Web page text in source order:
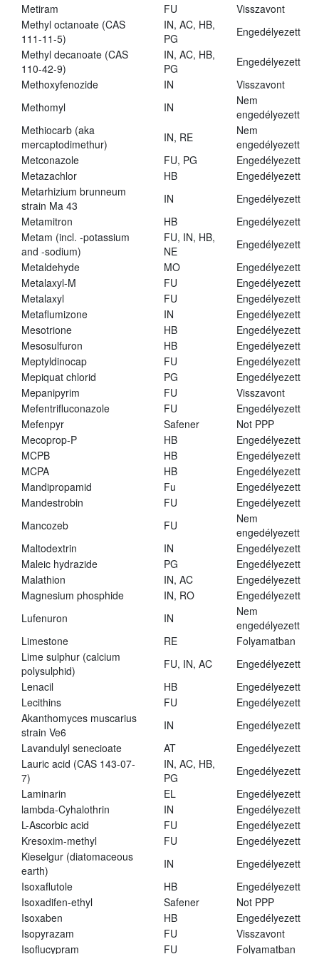
Metiram
FU
Visszavont
Methyl octanoate (CAS
111-11-5)
IN, AC, HB,
PG
Engedélyezett
Methyl decanoate (CAS
110-42-9)
IN, AC, HB,
PG
Engedélyezett
Methoxyfenozide
IN
Visszavont
Methomyl
IN
Nem
engedélyezett
Methiocarb (aka
mercaptodimethur)
IN, RE
Nem
engedélyezett
Metconazole
FU, PG
Engedélyezett
Metazachlor
HB
Engedélyezett
Metarhizium brunneum
strain Ma 43
IN
Engedélyezett
Metamitron
HB
Engedélyezett
Metam (incl. -potassium
and -sodium)
FU, IN, HB,
NE
Engedélyezett
Metaldehyde
MO
Engedélyezett
Metalaxyl-M
FU
Engedélyezett
Metalaxyl
FU
Engedélyezett
Metaflumizone
IN
Engedélyezett
Mesotrione
HB
Engedélyezett
Mesosulfuron
HB
Engedélyezett
Meptyldinocap
FU
Engedélyezett
Mepiquat chlorid
PG
Engedélyezett
Mepanipyrim
FU
Visszavont
Mefentrifluconazole
FU
Engedélyezett
Mefenpyr
Safener
Not PPP
Mecoprop-P
HB
Engedélyezett
MCPB
HB
Engedélyezett
MCPA
HB
Engedélyezett
Mandipropamid
Fu
Engedélyezett
Mandestrobin
FU
Engedélyezett
Mancozeb
FU
Nem
engedélyezett
Maltodextrin
IN
Engedélyezett
Maleic hydrazide
PG
Engedélyezett
Malathion
IN, AC
Engedélyezett
Magnesium phosphide
IN, RO
Engedélyezett
Lufenuron
IN
Nem
engedélyezett
Limestone
RE
Folyamatban
Lime sulphur (calcium
polysulphid)
FU, IN, AC
Engedélyezett
Lenacil
HB
Engedélyezett
Lecithins
FU
Engedélyezett
Akanthomyces muscarius
strain Ve6
IN
Engedélyezett
Lavandulyl senecioate
AT
Engedélyezett
Lauric acid (CAS 143-07-
7)
IN, AC, HB,
PG
Engedélyezett
Laminarin
EL
Engedélyezett
lambda-Cyhalothrin
IN
Engedélyezett
L-Ascorbic acid
FU
Engedélyezett
Kresoxim-methyl
FU
Engedélyezett
Kieselgur (diatomaceous
earth)
IN
Engedélyezett
Isoxaflutole
HB
Engedélyezett
Isoxadifen-ethyl
Safener
Not PPP
Isoxaben
HB
Engedélyezett
Isopyrazam
FU
Visszavont
Isoflucypram
FU
Folyamatban